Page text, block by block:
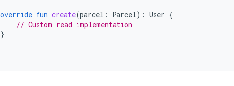
override fun create(parcel : Parcel): User {
// Custom read implementation
}